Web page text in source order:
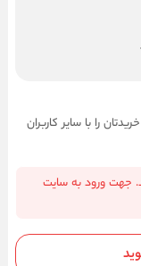
را با سایر کاربران
جهت ورود به سایت